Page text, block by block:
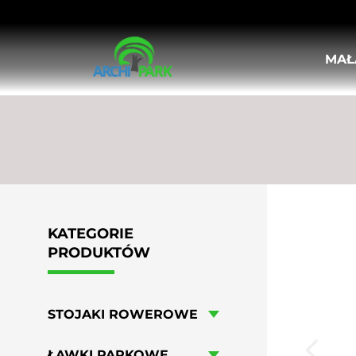
STOJAKI ROWEROWE
OSŁONY PIONOWE DO DRZEW
POPIELNICE
MEBLE OGRODOWO-PIKNIKOWE
KATEGORIE
PRODUKTÓW
STOJAKI ROWEROWE